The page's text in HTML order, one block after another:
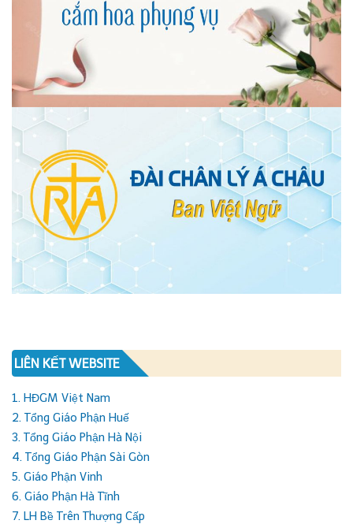
LIÊN KẾT WEBSITE
1. HĐGM Việt Nam
2. Tổng Giáo Phận Huế
3. Tổng Giáo Phận Hà Nội
4. Tổng Giáo Phận Sài Gòn
5. Giáo Phận Vinh
6. Giáo Phận Hà Tĩnh
7. LH Bề Trên Thượng Cấp